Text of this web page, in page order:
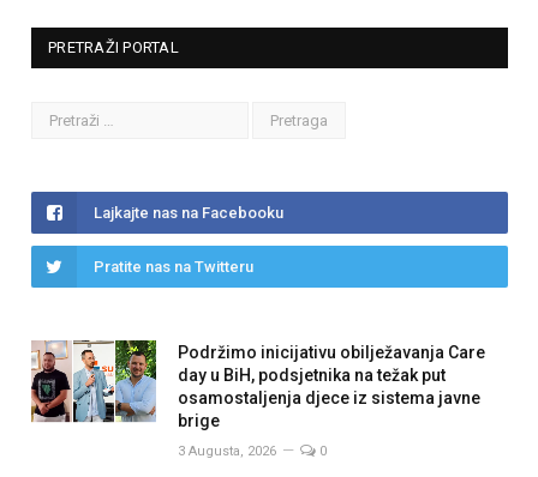
PRETRAŽI PORTAL
Lajkajte nas na Facebooku
Pratite nas na Twitteru
Podržimo inicijativu obilježavanja Care
day u BiH, podsjetnika na težak put
osamostaljenja djece iz sistema javne
brige
3 Augusta, 2026 0